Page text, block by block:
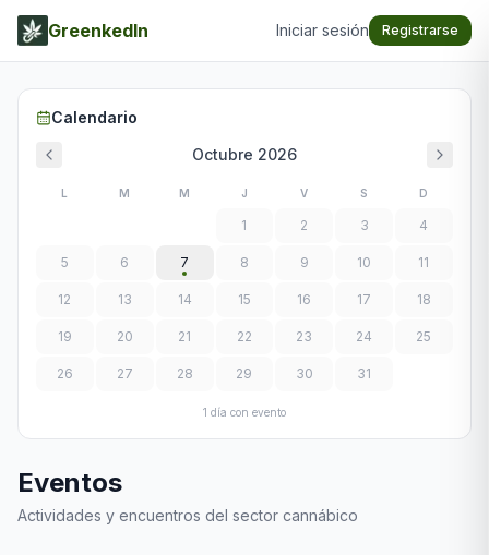
GreenkedIn Iniciar sesión Registrarse
Eventos
Actividades y encuentros del sector cannábico
Calendario
Octubre 2026
L M M J V S D
1 2 3 4
5 6 7 8 9 10 11
12 13 14 15 16 17 18
19 20 21 22 23 24 25
26 27 28 29 30 31
1 día con evento